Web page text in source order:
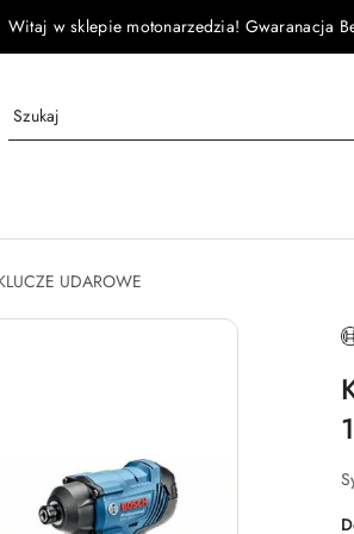
Witaj w sklepie motonarzedzia! Gwaranacja
UDAROWE